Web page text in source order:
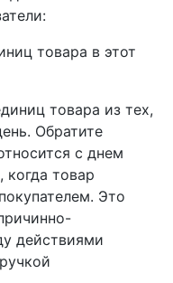
товара в этот
товара из тех,
Обратите
с днем
когда товар
Это
действиями